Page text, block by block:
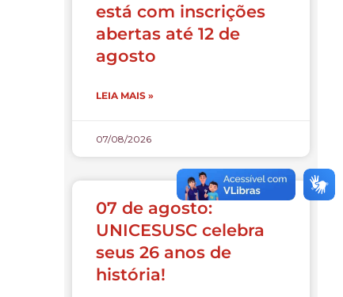
está com inscrições
abertas até 12 de
agosto
LEIA MAIS »
07/08/2026
07 de agosto:
UNICESUSC celebra
seus 26 anos de
história!